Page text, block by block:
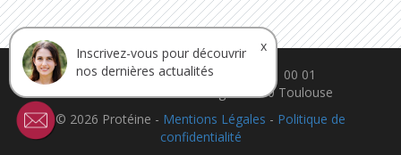
contact@ca-proteine.fr - 05 61 11 00 01
30 rue Théron de Montaugé. 31200 Toulouse
© 2026 Protéine - Mentions Légales - Politique de
confidentialité
Inscrivez-vous pour découvrir
nos dernières actualités
x